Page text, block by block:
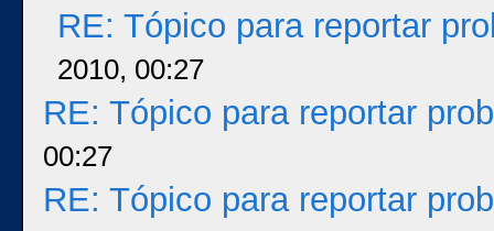
RE: Tópico para reportar
2010, 00:27
RE: Tópico para reportar
00:27
RE: Tópico para reportar